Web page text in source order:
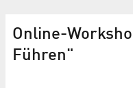
Online-
Führen"